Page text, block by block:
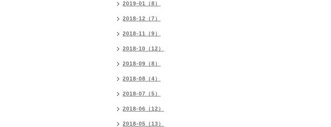
2019-01（8）
2018-12（7）
2018-11（9）
2018-10（12）
2018-09（8）
2018-08（4）
2018-07（5）
2018-06（12）
2018-05（13）